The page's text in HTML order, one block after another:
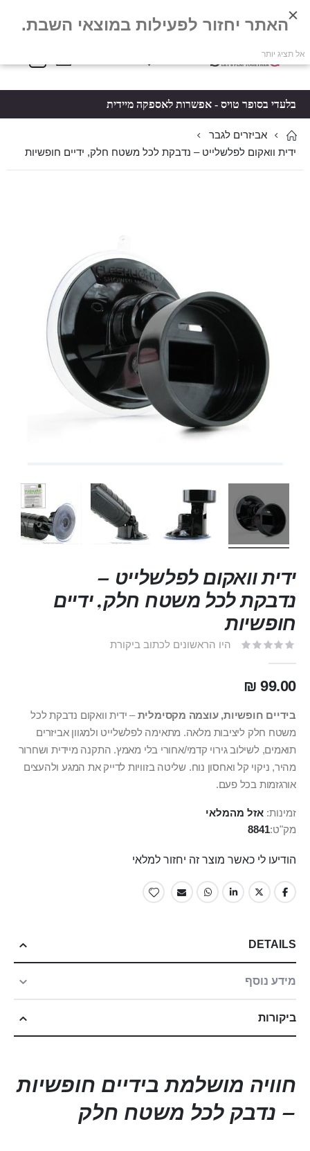
Toggle
סל קניות
בלעדי בסופר טויס - אפשרות לאספקה מיידית
אביזרים לגבר
ידית וואקום לפלשלייט – נדבקת לכל משטח חלק, ידיים חופשיות
ידית וואקום לפלשלייט –
נדבקת לכל משטח חלק, ידיים
חופשיות
היו הראשונים לכתוב ביקורת
99.00 ₪
בידיים חופשיות, עוצמה מקסימלית– ידית וואקום נדבקת לכל
משטח חלק ליציבות מלאה. מתאימה לפלשלייט ולמגוון אביזרים
תואמים, לשילוב גירוי קדמי/אחורי בלי מאמץ. התקנה מיידית ושחרור
מהיר, ניקוי קל ואחסון נוח. שליטה בזוויות לדייק את המגע ולהעצים
אורגזמות בכל פעם.
זמינות: אזל מהמלאי
מק"ט 8841
הודיעו לי כאשר מוצר זה יחזור למלאי
DETAILS
מידע נוסף
ביקורות
חוויה מושלמת בידיים חופשיות
– נדבק לכל משטח חלק
האתר יחזור לפעילות במוצאי השבת.
אל תציג יותר